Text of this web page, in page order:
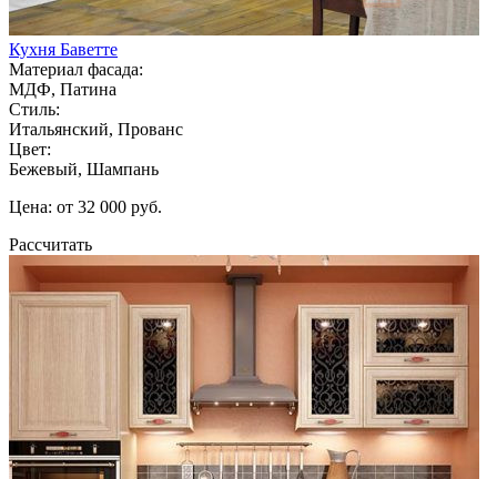
Кухня Баветте
Материал фасада:
МДФ, Патина
Стиль:
Итальянский, Прованс
Цвет:
Бежевый, Шампань
Цена: от 32 000 руб.
Рассчитать